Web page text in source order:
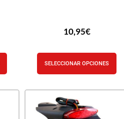
10,95€
SELECCIONAR OPCIONES